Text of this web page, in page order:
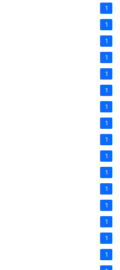
1
1
1
1
1
1
1
1
1
1
1
1
1
1
1
1